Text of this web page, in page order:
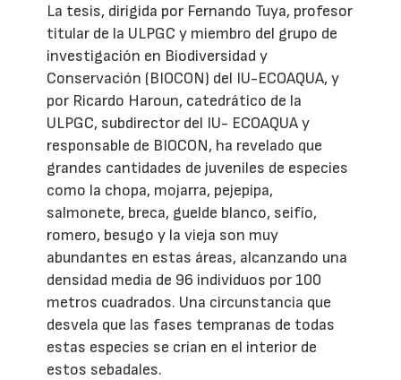
La tesis, dirigida por Fernando Tuya, profesor
titular de la ULPGC y miembro del grupo de
investigación en Biodiversidad y
Conservación (BIOCON) del IU-ECOAQUA, y
por Ricardo Haroun, catedrático de la
ULPGC, subdirector del IU- ECOAQUA y
responsable de BIOCON, ha revelado que
grandes cantidades de juveniles de especies
como la chopa, mojarra, pejepipa,
salmonete, breca, guelde blanco, seifío,
romero, besugo y la vieja son muy
abundantes en estas áreas, alcanzando una
densidad media de 96 individuos por 100
metros cuadrados. Una circunstancia que
desvela que las fases tempranas de todas
estas especies se crían en el interior de
estos sebadales.